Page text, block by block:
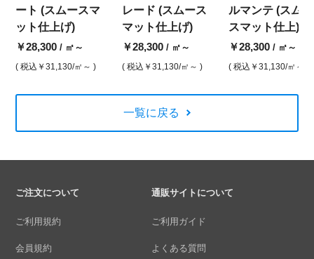
ート (スムースマ
ット仕上げ)
￥28,300/ ㎡～
( 税込 ￥31,130/㎡～ )
レード (スムース
マット仕上げ)
￥28,300/ ㎡～
( 税込 ￥31,130/㎡～ )
ルマンテ (スムー
スマット仕上)
￥28,300/ ㎡～
( 税込 ￥31,130/㎡～ )
一覧に戻る
ご注文について
ご利用規約
会員規約
通販サイトについて
ご利用ガイド
よくある質問